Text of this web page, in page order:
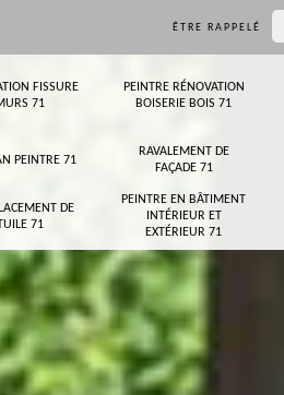
ÊTRE RAPPELÉ
FISSURE
71
PEINTRE RÉNOVATION
BOISERIE BOIS 71
PEINTRE 71
RAVALEMENT DE
FAÇADE 71
DE
71
PEINTRE EN BÂTIMENT
INTÉRIEUR ET
EXTÉRIEUR 71